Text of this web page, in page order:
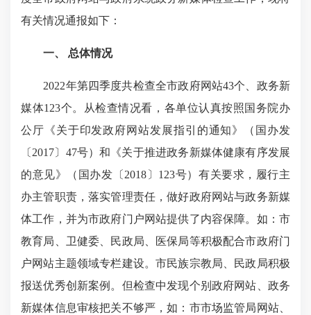
有关情况通报如下：
一、 总体情况
2022年第四季度共检查全市政府网站43个、政务新
媒体123个。从检查情况看，各单位认真按照国务院办
公厅《关于印发政府网站发展指引的通知》（国办发
〔2017〕47号）和《关于推进政务新媒体健康有序发展
的意见》（国办发〔2018〕123号）有关要求，履行主
办主管职责，落实管理责任，做好政府网站与政务新媒
体工作，并为市政府门户网站提供了内容保障。如：市
教育局、卫健委、民政局、医保局等积极配合市政府门
户网站主题领域专栏建设。市民族宗教局、民政局积极
报送优秀创新案例。但检查中发现个别政府网站、政务
新媒体信息审核把关不够严，如：市市场监管局网站、